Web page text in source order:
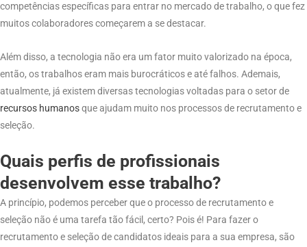
competências específicas para entrar no mercado de trabalho, o que fez
muitos colaboradores começarem a se destacar.
Além disso, a tecnologia não era um fator muito valorizado na época,
então, os trabalhos eram mais burocráticos e até falhos. Ademais,
atualmente, já existem diversas tecnologias voltadas para o setor de
recursos humanosque ajudam muito nos processos de recrutamento e
seleção.
Quais perfis de profissionais
desenvolvem esse trabalho?
A princípio, podemos perceber que o processo de recrutamento e
seleção não é uma tarefa tão fácil, certo? Pois é! Para fazer o
recrutamento e seleção de candidatos ideais para a sua empresa, são